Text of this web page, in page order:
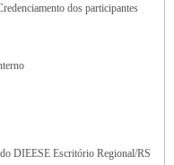
dos participantes
DIEESE Escritório Regional/RS